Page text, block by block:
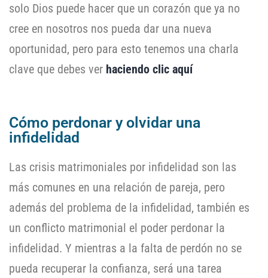
solo Dios puede hacer que un corazón que ya no
cree en nosotros nos pueda dar una nueva
oportunidad, pero para esto tenemos una charla
clave que debes ver haciendo clic aquí
Cómo perdonar y olvidar una
infidelidad
Las crisis matrimoniales por infidelidad son las
más comunes en una relación de pareja, pero
además del problema de la infidelidad, también es
un conflicto matrimonial el poder perdonar la
infidelidad. Y mientras a la falta de perdón no se
pueda recuperar la confianza, será una tarea